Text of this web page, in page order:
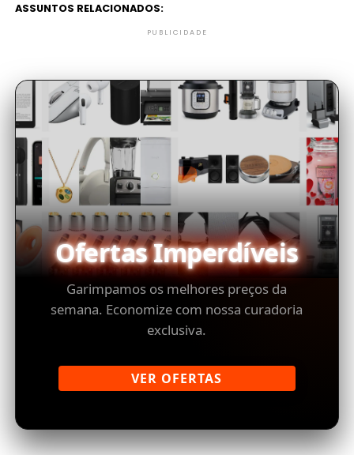
ASSUNTOS RELACIONADOS:
PUBLICIDADE
Ofertas Imperdíveis
Garimpamos os melhores preços da
semana. Economize com nossa curadoria
exclusiva.
VER OFERTAS